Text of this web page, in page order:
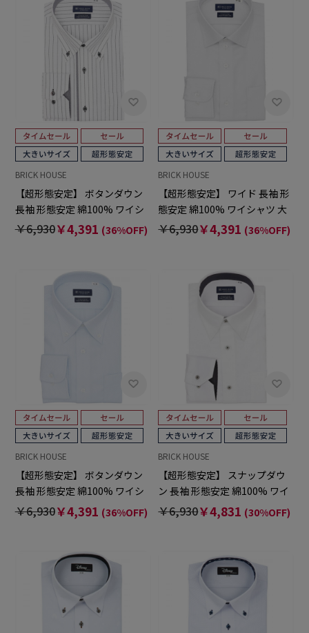
BRICK HOUSE
【超形態安定】 ボタンダウン
長袖 形態安定 綿100% ワイシ
ャツ 大きいサイズ
￥6,930￥4,391 (36%OFF)
BRICK HOUSE
【超形態安定】 ワイド 長袖 形
態安定 綿100% ワイシャツ 大
きいサイズ
￥6,930￥4,391 (36%OFF)
BRICK HOUSE
【超形態安定】 ボタンダウン
長袖 形態安定 綿100% ワイシ
ャツ 大きいサイズ
￥6,930￥4,391 (36%OFF)
BRICK HOUSE
【超形態安定】 スナップダウ
ン 長袖 形態安定 綿100% ワイ
シャツ 大きいサイズ
￥6,930￥4,831 (30%OFF)